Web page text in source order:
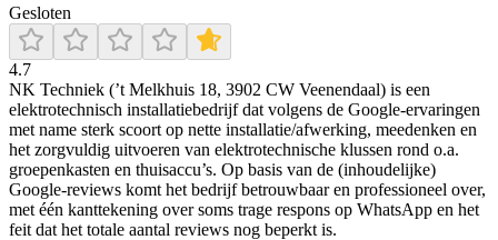
Gesloten
4.7
NK Techniek (’t Melkhuis 18, 3902 CW Veenendaal) is een
elektrotechnisch installatiebedrijf dat volgens de Google-ervaringen
met name sterk scoort op nette installatie/afwerking, meedenken en
het zorgvuldig uitvoeren van elektrotechnische klussen rond o.a.
groepenkasten en thuisaccu’s. Op basis van de (inhoudelijke)
Google-reviews komt het bedrijf betrouwbaar en professioneel over,
met één kanttekening over soms trage respons op WhatsApp en het
feit dat het totale aantal reviews nog beperkt is.